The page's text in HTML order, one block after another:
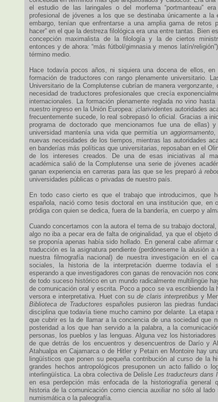
el estudio de las laringales o del morfema “portmanteau”
profesional de jóvenes a los que se destinaba únicamente a la
embargo, tenían que enfrentarse a una amplia gama de retos
hacer” en el que la destreza filológica era una entre tantas. Bien
concepción maximalista de la filología y la de ciertos
entonces y de ahora: “más fútbol/gimnasia y menos latín/
término medio.
Hace todavía pocos años, ni siquiera una docena de ellos,
formación de traductores con rango plenamente universitario.
Universitario de la Complutense cubrían de manera vergonzante,
necesidad de traductores profesionales que crecía
internacionales. La formación plenamente reglada no vino
nuestro ingreso en la Unión Europea: ¡clarividentes autoridades
frecuentemente sucede, lo real sobrepasó lo oficial. Gracias a
programa de doctorado que mencionamos fue una de ellas)
universidad mantenía una vida que permitía un aggiormamento,
nuevas necesidades de los tiempos, mientras las autoridades
en banderías más políticas que universitarias, reposaban en el
de los intereses creados. De una de esas iniciativas al
académica salió de la Complutense una serie de jóvenes
ganan experiencia en carreras para las que se les preparóà
universidades públicas o privadas de nuestro país.
En todo caso cierto es que el trabajo que introducimos, que
española, nació como tesis doctoral en una institución que, en
pródiga con quien se dedica, fuera de la bandería, en cuerpo y
Cuando concertamos con la autora el tema de su trabajo
algo no iba a pecar era de falta de originalidad, ya que el objeto
se proponía apenas había sido hollado. En general cabe afirmar
traducción es la asignatura pendiente (perdóneseme la alusión
nuestra filmografía nacional) de nuestra investigación en el
sociales, la historia de la interpretación duerme todavía el
esperando a que investigadores con ganas de renovación nos
de todo suceso histórico en un mundo radicalmente multilingüe
de comunicación oral y escrita. Poco a poco se va escribiendo la
versora e interpretativa. Huet con sude claris interpretibus y
Biblioteca de Traductores españoles pusieron las piedras
disciplina que todavía tiene mucho camino por delante. La etapa
que cubrir es la de llamar a la conciencia de una sociedad que
posteridad a los que han servido a la palabra, a la
personas, los pueblos y las lenguas. Alguna vez los
de que detrás de los encuentros y desencuentros de Darío y
Atahualpa en Cajamarca o de Hitler y Petain en Montoire hay
lingüísticos que ponen su pequeña contribución al curso de la
grandes hechos antropológicos presuponen un acto fallido o
interlingüística. La obra colectiva de Delisle Les traducteurs dans
en esa perdepción más enfocada de la historiografía general
historia de la comunicación como ciencia auxiliar no sólo al
numismática o la paleografía.